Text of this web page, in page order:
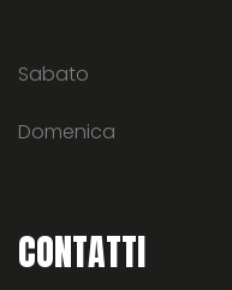
Sabato
Domenica
CONTATTI